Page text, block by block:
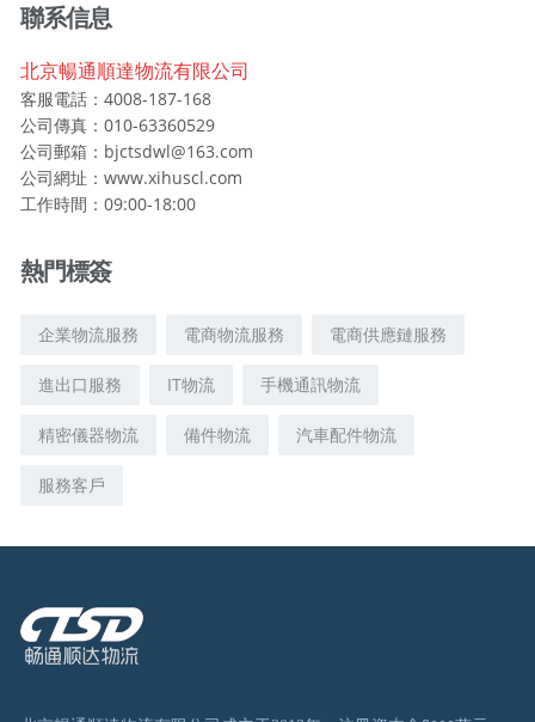
f
r
:
聯系信息
北京暢通順達物流有限公司
客服電話：4008-187-168
公司傳真：010-63360529
公司郵箱：bjctsdwl@163.com
公司網址：www.xihuscl.com
工作時間：09:00-18:00
熱門標簽
企業物流服務 電商物流服務 電商供應鏈服務
進出口服務 IT物流 手機通訊物流
精密儀器物流 備件物流 汽車配件物流
服務客戶